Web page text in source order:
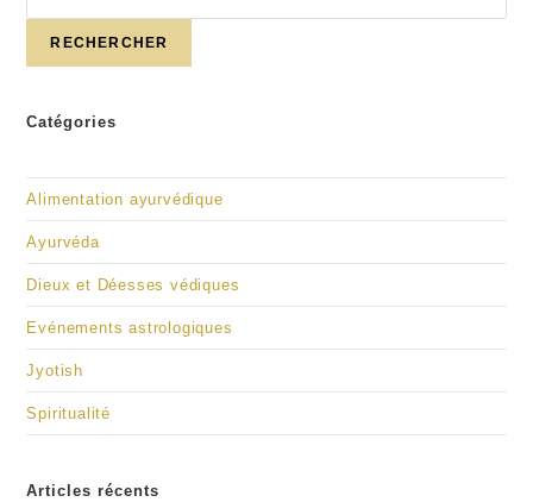
RECHERCHER
Catégories
Alimentation ayurvédique
Ayurvéda
Dieux et Déesses védiques
Evénements astrologiques
Jyotish
Spiritualité
Articles récents